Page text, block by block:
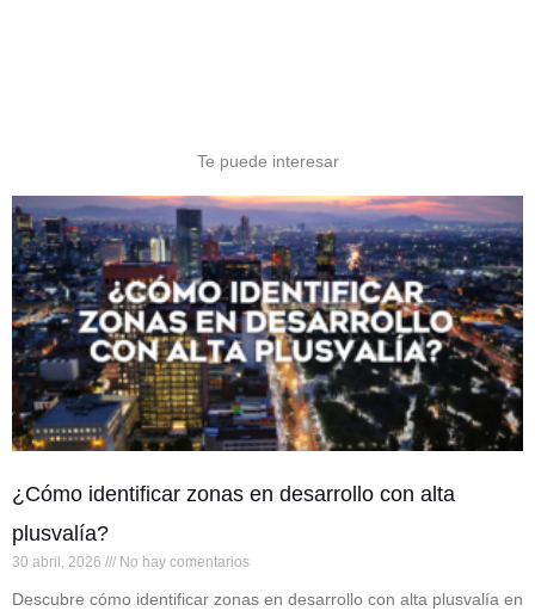
Te puede interesar
¿Cómo identificar zonas en desarrollo con alta
plusvalía?
30 abril, 2026 No hay comentarios
Descubre cómo identificar zonas en desarrollo con alta plusvalía en